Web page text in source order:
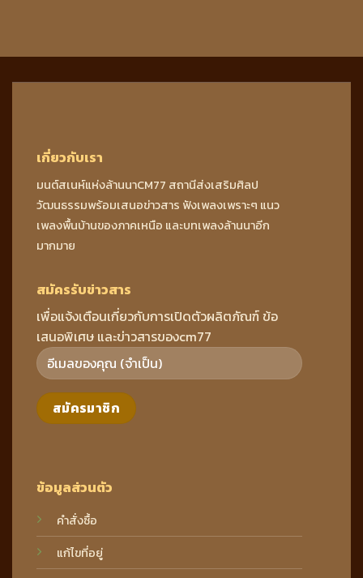
เกี่ยวกับเรา
มนต์สเนห์แห่งล้านนาCM77 สถานีส่งเสริมศิลป
วัฒนธรรมพร้อมเสนอข่าวสาร ฟังเพลงเพราะๆ แนว
เพลงพื้นบ้านของภาคเหนือ และบทเพลงล้านนาอีก
มากมาย
ข้อมูลส่วนตัว
คำสั่งซื้อ
แก้ไขที่อยู่
สมัครรับข่าวสาร
เพื่อแจ้งเตือนเกี่ยวกับการเปิดตัวผลิตภัณฑ์ ข้อ
เสนอพิเศษ และข่าวสารของcm77